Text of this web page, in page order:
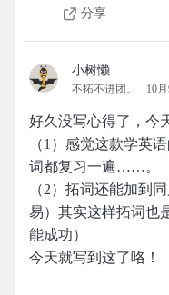
分享
小树懒
不拓不进团。 10
好久没写心得了，今
（1）感觉这款学英
词都复习一遍……。
（2）拓词还能加到
易）其实这样拓词也
能成功）
今天就写到这了咯！